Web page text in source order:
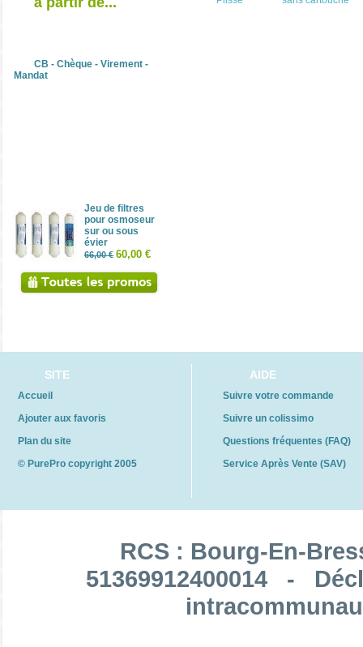
CB - Chèque - Virement -
Mandat
Jeu de filtres
pour osmoseur
sur ou sous
évier
66,00 € 60,00 €
Filtre sédiment 2,5 pouces
Filtre sédiment 4,5 pouces
Filtre charbon actif en 2,5 pouces
SITE AIDE
Accueil
Ajouter aux favoris
Plan du site
© PurePro copyright 2005
Suivre votre commande
Suivre un colissimo
Questions fréquentes (FAQ)
Service Après Vente (SAV)
RCS : Bourg-En-
51369912400014 -